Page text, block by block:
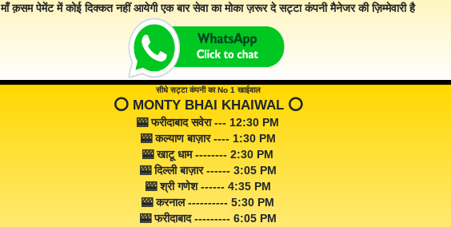
माँ क़सम पेमेंट में कोई दिक्कत नहीं आयेगी एक बार सेवा का मोका ज़रूर दे सट्टा कंपनी मैनेजर की ज़िम्मेवारी है
सीधे सट्टा कंपनी का No 1 खाईवाल
⭕️ MONTY BHAI KHAIWAL ⭕️
🎰 फरीदाबाद सवेरा --- 12:30 PM
🎰 कल्याण बाज़ार ---- 1:30 PM
🎰 खाटू धाम -------- 2:30 PM
🎰 दिल्ली बाज़ार ------ 3:05 PM
🎰 श्री गणेश ------ 4:35 PM
🎰 करनाल ---------- 5:30 PM
🎰 फरीदाबाद --------- 6:05 PM